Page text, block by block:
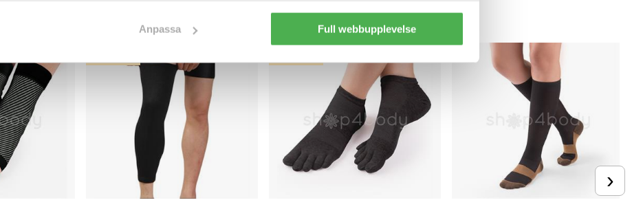
Anpassa Full webbupplevelse
›